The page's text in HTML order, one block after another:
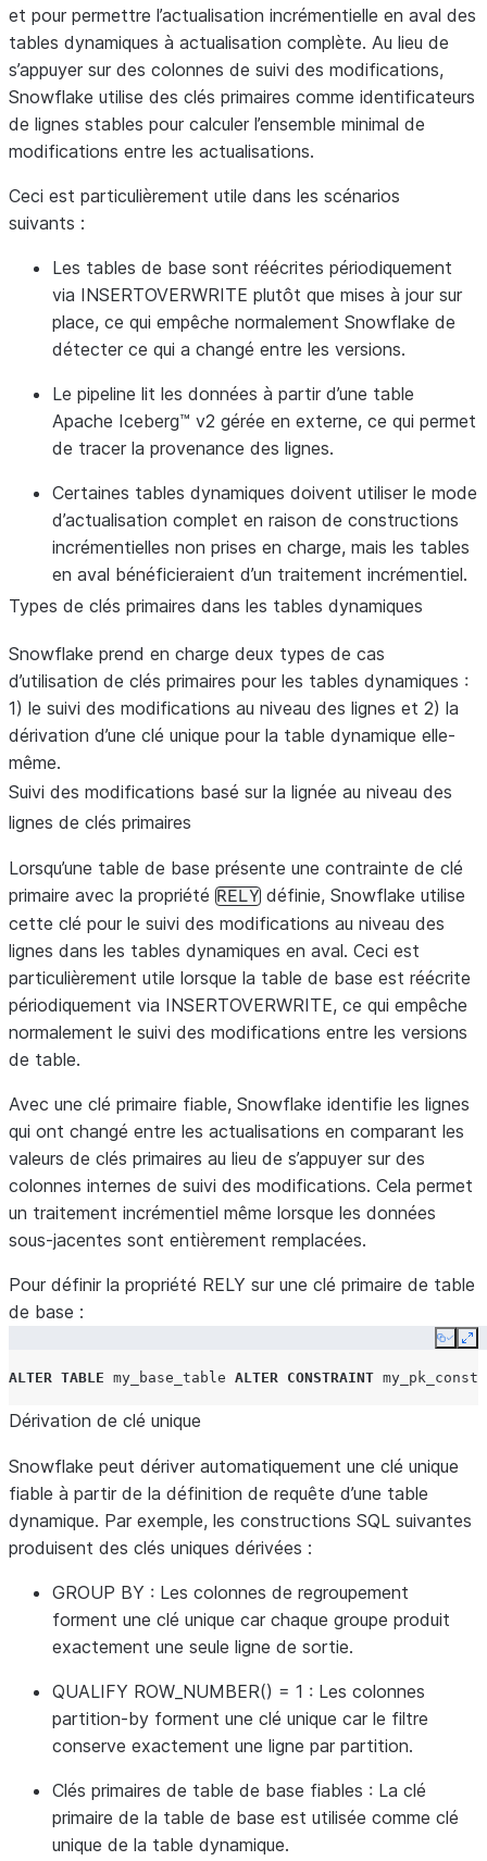
et pour permettre l’actualisation incrémentielle en aval des
tables dynamiques à actualisation complète. Au lieu de
s’appuyer sur des colonnes de suivi des modifications,
Snowflake utilise des clés primaires comme identificateurs
de lignes stables pour calculer l’ensemble minimal de
modifications entre les actualisations.
Ceci est particulièrement utile dans les scénarios
suivants :
Les tables de base sont réécrites périodiquement
via INSERTOVERWRITE plutôt que mises à jour sur
place, ce qui empêche normalement Snowflake de
détecter ce qui a changé entre les versions.
Le pipeline lit les données à partir d’une table
Apache Iceberg™ v2 gérée en externe, ce qui permet
de tracer la provenance des lignes.
Certaines tables dynamiques doivent utiliser le mode
d’actualisation complet en raison de constructions
incrémentielles non prises en charge, mais les tables
en aval bénéficieraient d’un traitement incrémentiel.
Types de clés primaires dans les tables dynamiques
Snowflake prend en charge deux types de cas
d’utilisation de clés primaires pour les tables dynamiques :
1) le suivi des modifications au niveau des lignes et 2) la
dérivation d’une clé unique pour la table dynamique elle-
même.
Suivi des modifications basé sur la lignée au niveau des
lignes de clés primaires
Lorsqu’une table de base présente une contrainte de clé
primaire avec la propriété RELY définie, Snowflake utilise
cette clé pour le suivi des modifications au niveau des
lignes dans les tables dynamiques en aval. Ceci est
particulièrement utile lorsque la table de base est réécrite
périodiquement via INSERTOVERWRITE, ce qui empêche
normalement le suivi des modifications entre les versions
de table.
Avec une clé primaire fiable, Snowflake identifie les lignes
qui ont changé entre les actualisations en comparant les
valeurs de clés primaires au lieu de s’appuyer sur des
colonnes internes de suivi des modifications. Cela permet
un traitement incrémentiel même lorsque les données
sous-jacentes sont entièrement remplacées.
Pour définir la propriété RELY sur une clé primaire de table
de base :
Copy
ALTER TABLE my_base_table ALTER CONSTRAINT
Dérivation de clé unique
Snowflake peut dériver automatiquement une clé unique
fiable à partir de la définition de requête d’une table
dynamique. Par exemple, les constructions SQL suivantes
produisent des clés uniques dérivées :
GROUP BY : Les colonnes de regroupement
forment une clé unique car chaque groupe produit
exactement une seule ligne de sortie.
QUALIFY ROW_NUMBER() = 1 : Les colonnes
partition-by forment une clé unique car le filtre
conserve exactement une ligne par partition.
Clés primaires de table de base fiables : La clé
primaire de la table de base est utilisée comme clé
unique de la table dynamique.